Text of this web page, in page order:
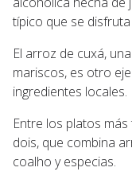
típico que se
El arroz de cuxá,
mariscos, es otro
ingredientes locales.
Entre los platos
dois, que combina
coalho y especias.